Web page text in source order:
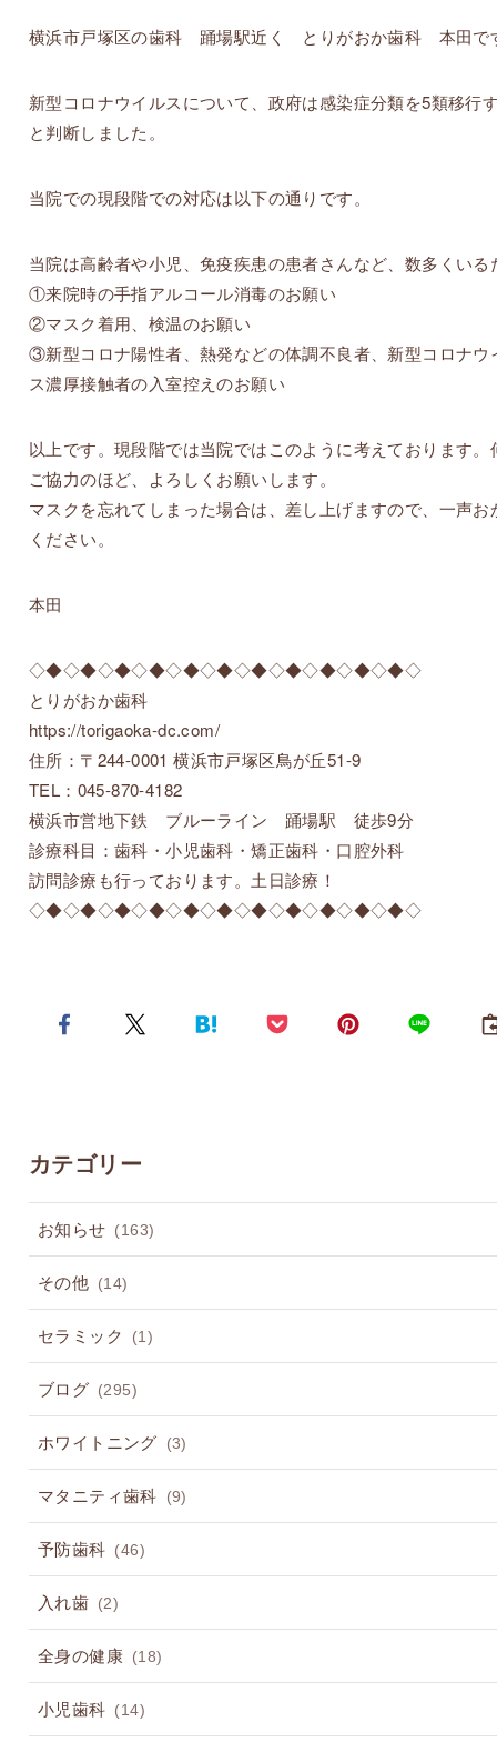
横浜市戸塚区の歯科 踊場駅近く とりがおか歯科 本田で
新型コロナウイルスについて、政府は感染症分類を5類移行
と判断しました。
当院での現段階での対応は以下の通りです。
当院は高齢者や小児、免疫疾患の患者さんなど、数多くいる
①来院時の手指アルコール消毒のお願い
②マスク着用、検温のお願い
③新型コロナ陽性者、熱発などの体調不良者、新型コロナウ
ス濃厚接触者の入室控えのお願い
以上です。現段階では当院ではこのように考えております。
ご協力のほど、よろしくお願いします。
マスクを忘れてしまった場合は、差し上げますので、一声お
ください。
本田
◇◆◇◆◇◆◇◆◇◆◇◆◇◆◇◆◇◆◇◆◇◆◇
とりがおか歯科
https://torigaoka-dc.com/
住所：〒244-0001 横浜市戸塚区鳥が丘51-9
TEL：045-870-4182
横浜市営地下鉄 ブルーライン 踊場駅 徒歩9分
診療科目：歯科・小児歯科・矯正歯科・口腔外科
訪問診療も行っております。土日診療！
◇◆◇◆◇◆◇◆◇◆◇◆◇◆◇◆◇◆◇◆◇◆◇
カテゴリー
お知らせ (163)
その他 (14)
セラミック (1)
ブログ (295)
ホワイトニング (3)
マタニティ歯科 (9)
予防歯科 (46)
入れ歯 (2)
全身の健康 (18)
小児歯科 (14)